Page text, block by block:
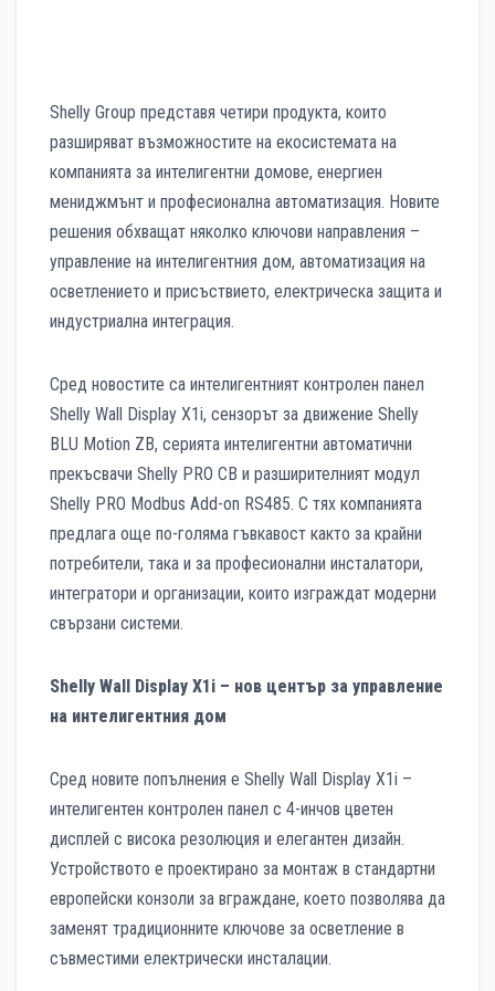
Shelly Group представя четири продукта, които
разширяват възможностите на екосистемата на
компанията за интелигентни домове, енергиен
мениджмънт и професионална автоматизация. Новите
решения обхващат няколко ключови направления –
управление на интелигентния дом, автоматизация на
осветлението и присъствието, електрическа защита и
индустриална интеграция.
Сред новостите са интелигентният контролен панел
Shelly Wall Display X1i, сензорът за движение Shelly
BLU Motion ZB, серията интелигентни автоматични
прекъсвачи Shelly PRO CB и разширителният модул
Shelly PRO Modbus Add-on RS485. С тях компанията
предлага още по-голяма гъвкавост както за крайни
потребители, така и за професионални инсталатори,
интегратори и организации, които изграждат модерни
свързани системи.
Shelly Wall Display X1i – нов център за управление
на интелигентния дом
Сред новите попълнения е Shelly Wall Display X1i –
интелигентен контролен панел с 4-инчов цветен
дисплей с висока резолюция и елегантен дизайн.
Устройството е проектирано за монтаж в стандартни
европейски конзоли за вграждане, което позволява да
заменят традиционните ключове за осветление в
съвместими електрически инсталации.